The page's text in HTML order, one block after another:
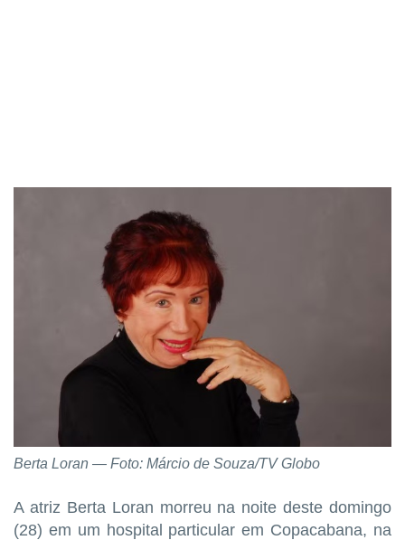
Berta Loran — Foto: Márcio de Souza/TV Globo
A atriz Berta Loran morreu na noite deste domingo
(28) em um hospital particular em Copacabana, na